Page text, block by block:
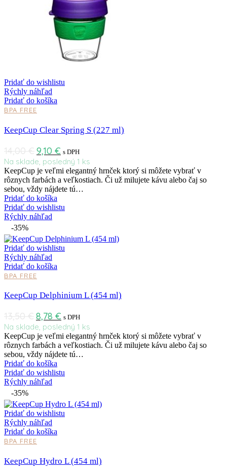
Pridať do wishlistu
Rýchly náhľad
Pridať do košíka
BPA FREE
KeepCup Clear Spring S (227 ml)
9,10 € s DPH
Na sklade, posledný 1 ks
KeepCup je veľmi elegantný hrnček ktorý si môžete vybrať v
rôznych farbách a veľkostiach. Či už milujete kávu alebo čaj so
sebou, vždy nájdete tú…
Pridať do košíka
Pridať do wishlistu
Rýchly náhľad
-35%
Pridať do wishlistu
Rýchly náhľad
Pridať do košíka
BPA FREE
KeepCup Delphinium L (454 ml)
8,78 € s DPH
Na sklade, posledný 1 ks
KeepCup je veľmi elegantný hrnček ktorý si môžete vybrať v
rôznych farbách a veľkostiach. Či už milujete kávu alebo čaj so
sebou, vždy nájdete tú…
Pridať do košíka
Pridať do wishlistu
Rýchly náhľad
-35%
Pridať do wishlistu
Rýchly náhľad
Pridať do košíka
BPA FREE
KeepCup Hydro L (454 ml)